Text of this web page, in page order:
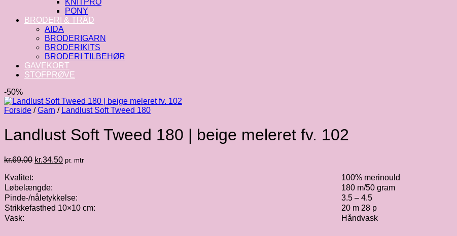
KNITPRO
PONY
BRODERI & TRÅD
AIDA
BRODERIGARN
BRODERIKITS
BRODERI TILBEHØR
GAVEKORT
STOFPRØVE
-50%
Forside / Garn / Landlust Soft Tweed 180
Landlust Soft Tweed 180 | beige meleret fv. 102
kr.69.00 Den
var:
kr.69.00.
kr.34.50Den
kr.34.50.
pr. mtr
Kvalitet:
100% merinould
Løbelængde:
180 m/50 gram
Pinde-/nåletykkelse:
3.5 – 4.5
Strikkefasthed 10×10 cm:
20 m 28 p
Vask:
Håndvask